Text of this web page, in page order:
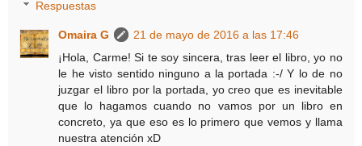
Respuestas
Omaira G
21 de mayo de 2016 a las 17:46
¡Hola, Carme! Si te soy sincera, tras leer el libro, yo no
le he visto sentido ninguno a la portada :-/ Y lo de no
juzgar el libro por la portada, yo creo que es inevitable
que lo hagamos cuando no vamos por un libro en
concreto, ya que eso es lo primero que vemos y llama
nuestra atención xD